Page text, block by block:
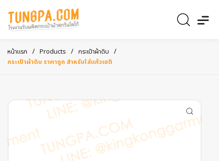
หน้าแรก / Products / กระเป๋าผ้าดิบ /
กระเป๋าผ้าดิบ ราคาถูก สำหรับใส่แก้วเยติ